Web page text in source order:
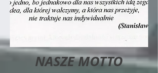
NASZE MOTTO